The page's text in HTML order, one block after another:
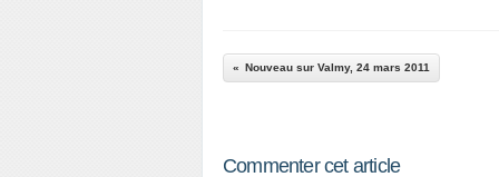
Nouveau sur Valmy, 24 mars 2011
Commenter cet article